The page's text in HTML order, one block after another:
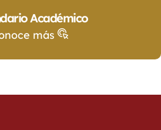
Académico
más